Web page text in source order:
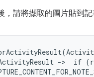
，請將擷取的圖片貼到記
->  if